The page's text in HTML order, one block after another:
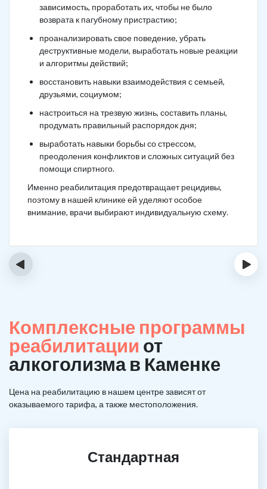
зависимость, проработать их, чтобы не было
возврата к пагубному пристрастию;
проанализировать свое поведение, убрать
деструктивные модели, выработать новые реакции
и алгоритмы действий;
восстановить навыки взаимодействия с семьей,
друзьями, социумом;
настроиться на трезвую жизнь, составить планы,
продумать правильный распорядок дня;
выработать навыки борьбы со стрессом,
преодоления конфликтов и сложных ситуаций без
помощи спиртного.
Именно реабилитация предотвращает рецидивы,
поэтому в нашей клинике ей уделяют особое
внимание, врачи выбирают индивидуальную схему.
‹ ›
Комплексные программы
реабилитации от
алкоголизма в Каменке
Цена на реабилитацию в нашем центре зависят от
оказываемого тарифа, а также местоположения.
Стандартная